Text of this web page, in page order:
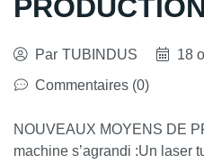
PRODUCTION
Par TUBINDUS
18
Commentaires (0)
NOUVEAUX MOYENS DE
machine s’agrandi :Un laser